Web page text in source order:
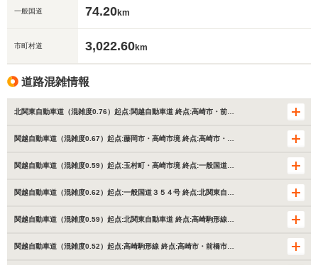
一般国道 74.20km
市町村道 3,022.60km
道路混雑情報
北関東自動車道（混雑度0.76）起点:関越自動車道 終点:高崎市・前…
関越自動車道（混雑度0.67）起点:藤岡市・高崎市境 終点:高崎市・…
関越自動車道（混雑度0.59）起点:玉村町・高崎市境 終点:一般国道…
関越自動車道（混雑度0.62）起点:一般国道３５４号 終点:北関東自…
関越自動車道（混雑度0.59）起点:北関東自動車道 終点:高崎駒形線…
関越自動車道（混雑度0.52）起点:高崎駒形線 終点:高崎市・前橋市…